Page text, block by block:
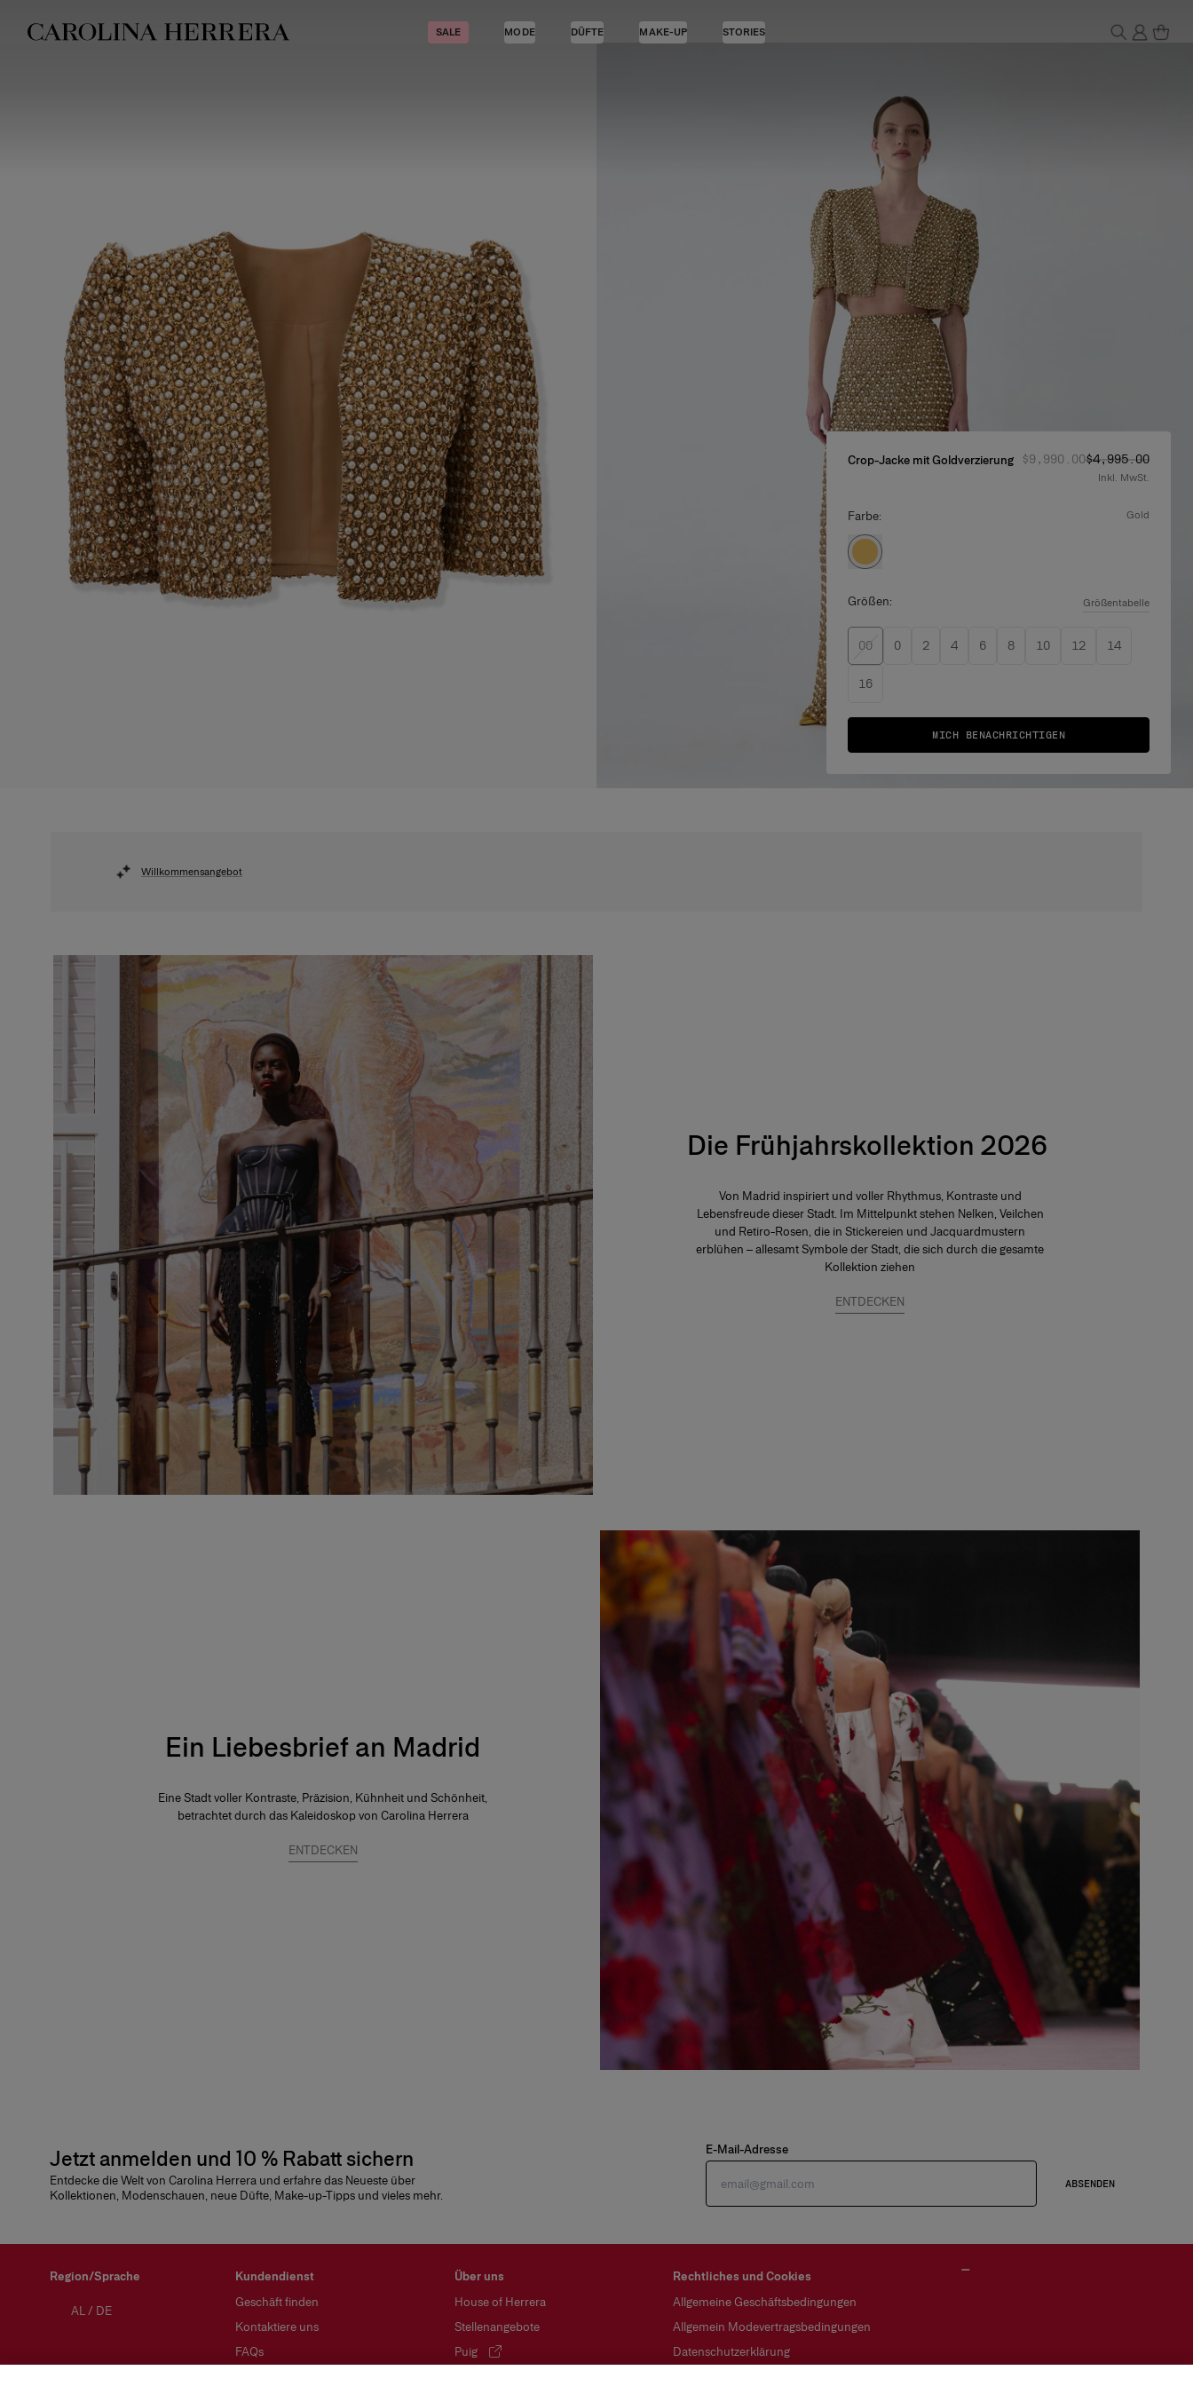
Erklärung zur Barrierefreiheit (Link)
SALE MODE DÜFTE MAKE-UP STORIES
Crop-Jacke mit Goldverzierung Regulärer Preis:
$9,990.00Angebotspreis
$4,995.00
Inkl. MwSt.
Farbe: gold
Größen: Größentabelle
00 0 2 4 6 8 10 12 14
16
MICH BENACHRICHTIGEN
Willkommensangebot
Die Frühjahrskollektion 2026
Von Madrid inspiriert und voller Rhythmus, Kontraste und
Lebensfreude dieser Stadt. Im Mittelpunkt stehen Nelken, Veilchen
und Retiro-Rosen, die in Stickereien und Jacquardmustern
erblühen – allesamt Symbole der Stadt, die sich durch die gesamte
Kollektion ziehen
ENTDECKEN
Ein Liebesbrief an Madrid
Eine Stadt voller Kontraste, Präzision, Kühnheit und Schönheit,
betrachtet durch das Kaleidoskop von Carolina Herrera
ENTDECKEN
Jetzt anmelden und 10 % Rabatt sichern
Entdecke die Welt von Carolina Herrera und erfahre das Neueste über
Kollektionen, Modenschauen, neue Düfte, Make-up-Tipps und vieles mehr.
E-Mail-Adresse
ABSENDEN
Region/Sprache
AL/ DE
Kundendienst
Geschäft finden
Kontaktiere uns
FAQs
Über uns
House of Herrera
Stellenangebote
Puig
(öffnet in neuem Tab)
Rechtliches und Cookies
Allgemeine Geschäftsbedingungen
Allgemein Modevertragsbedingungen
Datenschutzerklärung